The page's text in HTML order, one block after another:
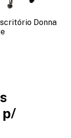
Donna
p/